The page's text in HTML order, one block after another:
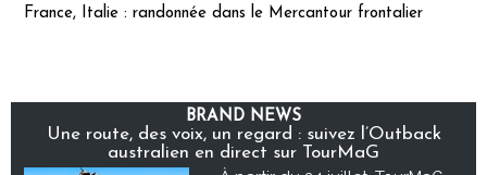
France, Italie : randonnée dans le Mercantour frontalier
BRAND NEWS
Une route, des voix, un regard : suivez l’Outback
australien en direct sur TourMaG